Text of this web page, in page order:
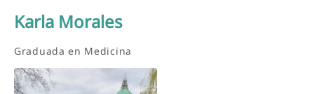
Karla Morales
Graduada en Medicina